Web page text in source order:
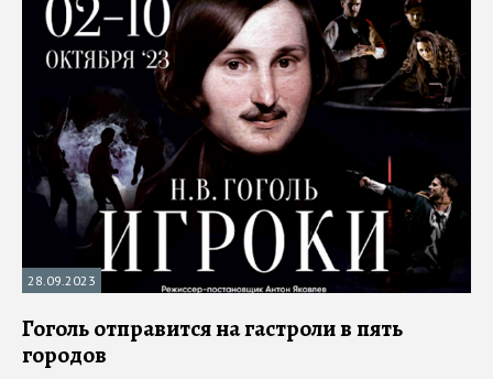
28.09.2023
Гоголь отправится на гастроли в пять
городов